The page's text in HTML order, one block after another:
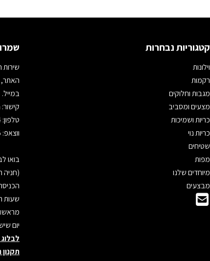
קטגוריות נבחרות
וילונות
רקמות
מגבות וחלוקים
מצעים ומסביב
כריות ושמיכות
כריות נוי
שטיחים
מפות
מיוחדים שלנו
מבצעים
האתר,
במייל.
קישור:
טלפון: 02-673-1444
ווצאפ: 055-339-0255
(חניה
שעות
מראשון
יום